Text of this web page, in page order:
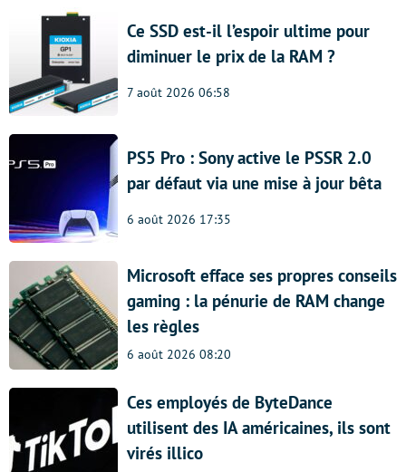
Ce SSD est-il l’espoir ultime pour
diminuer le prix de la RAM ?
7 août 2026 06:58
PS5 Pro : Sony active le PSSR 2.0
par défaut via une mise à jour bêta
6 août 2026 17:35
Microsoft efface ses propres conseils
gaming : la pénurie de RAM change
les règles
6 août 2026 08:20
Ces employés de ByteDance
utilisent des IA américaines, ils sont
virés illico